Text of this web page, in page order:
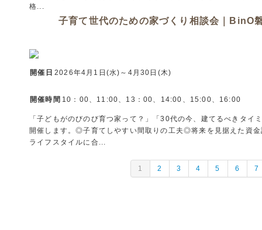
格...
子育て世代のための家づくり相談会｜BinO
開催日 2026年4月1日(水)～4月30日(木)
開催時間 10：00、11:00、13：00、14:00、15:00、16:00
「子どもがのびのび育つ家って？」「30代の今、建てるべきタ
開催します。◎子育てしやすい間取りの工夫◎将来を見据えた資
ライフスタイルに合...
1 2 3 4 5 6 7